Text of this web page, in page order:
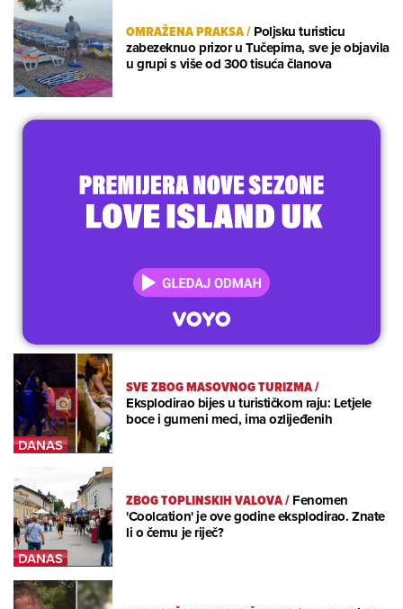
OMRAŽENA PRAKSA/Poljsku turisticu
zabezeknuo prizor u Tučepima, sve je objavila
u grupi s više od 300 tisuća članova
SVE ZBOG MASOVNOG TURIZMA/
Eksplodirao bijes u turističkom raju: Letjele
boce i gumeni meci, ima ozlijeđenih
ZBOG TOPLINSKIH VALOVA/Fenomen
'Coolcation' je ove godine eksplodirao. Znate
li o čemu je riječ?